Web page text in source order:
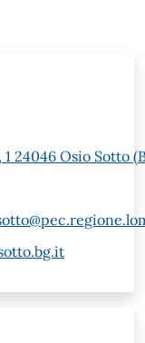
24046 Osio Sotto